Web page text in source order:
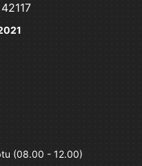
(08.00 - 12.00)